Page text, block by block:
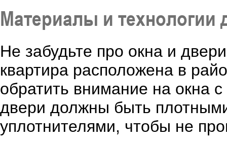
Материалы и
Не забудьте про окна и
квартира расположена в
обратить внимание на окна
двери должны быть
уплотнителями, чтобы не